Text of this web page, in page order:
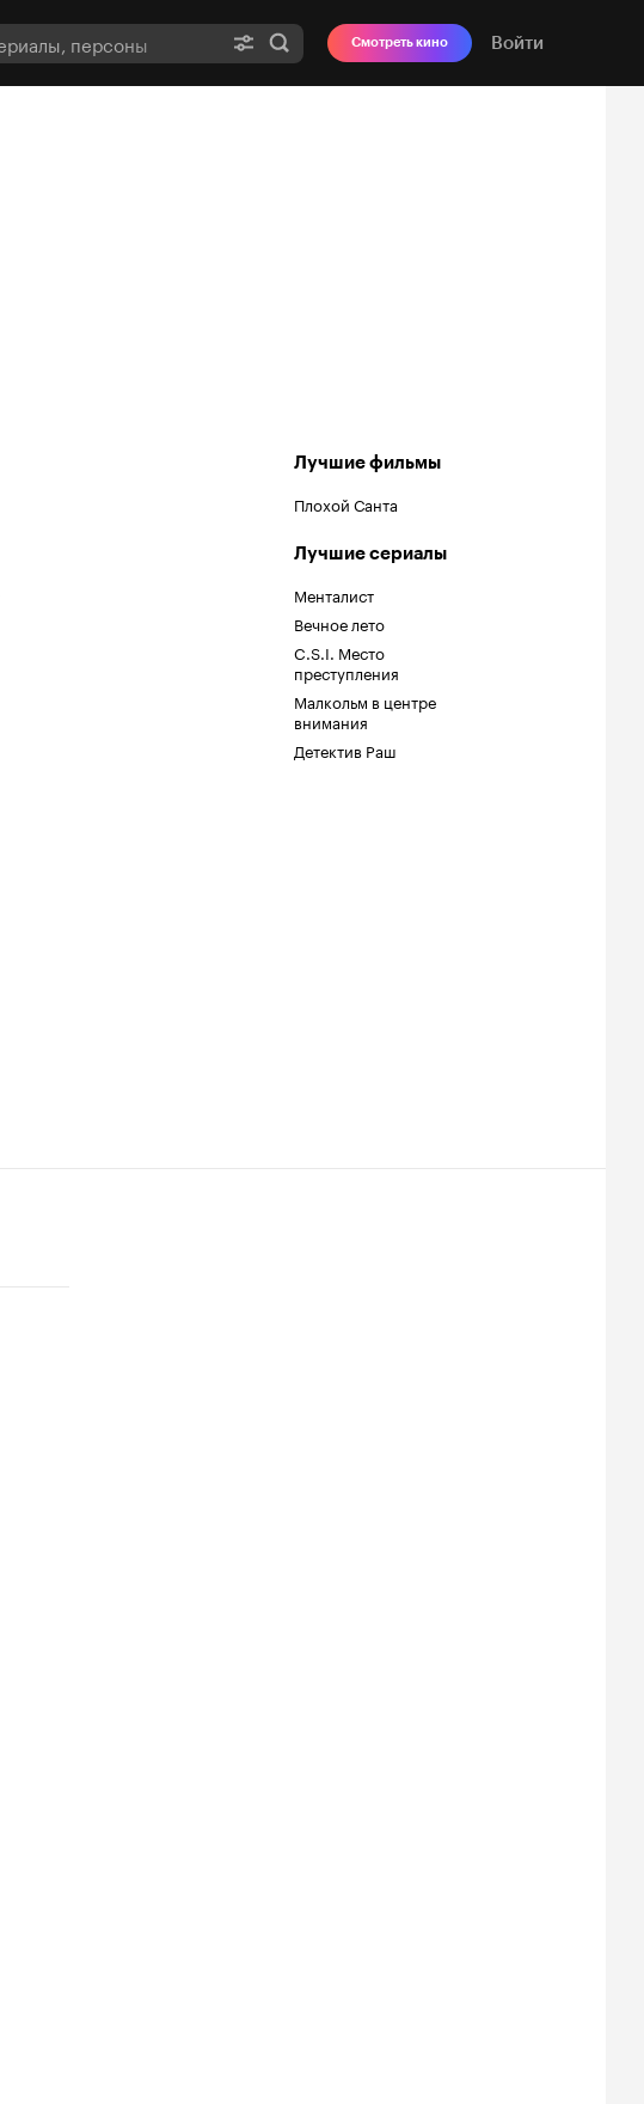
Смотреть кино Войти
Лучшие фильмы
Плохой Санта
Лучшие сериалы
Менталист
Вечное лето
C.S.I. Место
преступления
Малкольм в центре
внимания
Детектив Раш